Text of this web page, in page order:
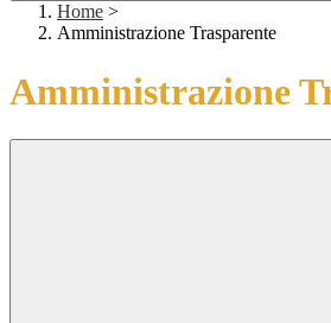
Home >
Amministrazione Trasparente
Amministrazione